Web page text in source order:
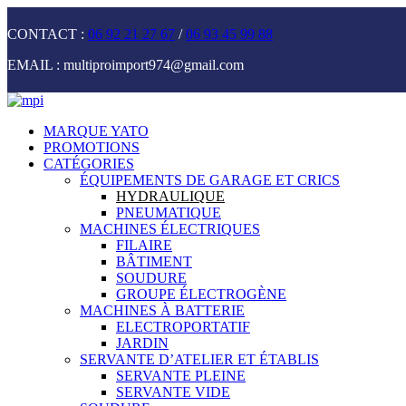
CONTACT : 06 92 21 27 67 /06 93 45 99 88
EMAIL : multiproimport974@gmail.com
MARQUE YATO
PROMOTIONS
CATÉGORIES
ÉQUIPEMENTS DE GARAGE ET CRICS
HYDRAULIQUE
PNEUMATIQUE
MACHINES ÉLECTRIQUES
FILAIRE
BÂTIMENT
SOUDURE
GROUPE ÉLECTROGÈNE
MACHINES À BATTERIE
ELECTROPORTATIF
JARDIN
SERVANTE D’ATELIER ET ÉTABLIS
SERVANTE PLEINE
SERVANTE VIDE